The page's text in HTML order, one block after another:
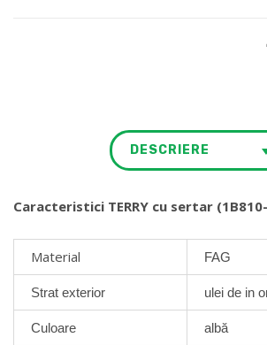
DESCRIERE
Caracteristici TERRY cu sertar
Material FAG
Strat exterior ulei de in
Culoare albă